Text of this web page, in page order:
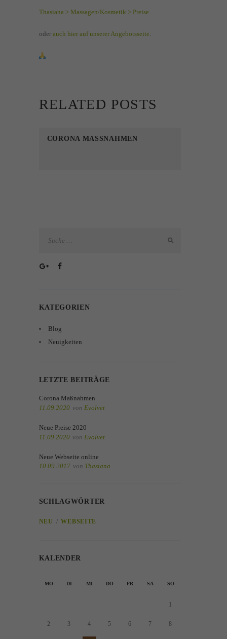
Thasiana > Massagen/Kosmetik > Preise
oder auch hier auf unserer Angebotsseite.
RELATED POSTS
CORONA MASSNAHMEN
KATEGORIEN
Blog
Neuigkeiten
LETZTE BEITRÄGE
Corona Maßnahmen
11.09.2020 von Evolvet
Neue Preise 2020
11.09.2020 von Evolvet
Neue Webseite online
10.09.2017 von Thasiana
SCHLAGWÖRTER
NEU WEBSEITE
KALENDER
MO DI MI DO FR SA SO
1
2 3 4 5 6 7 8